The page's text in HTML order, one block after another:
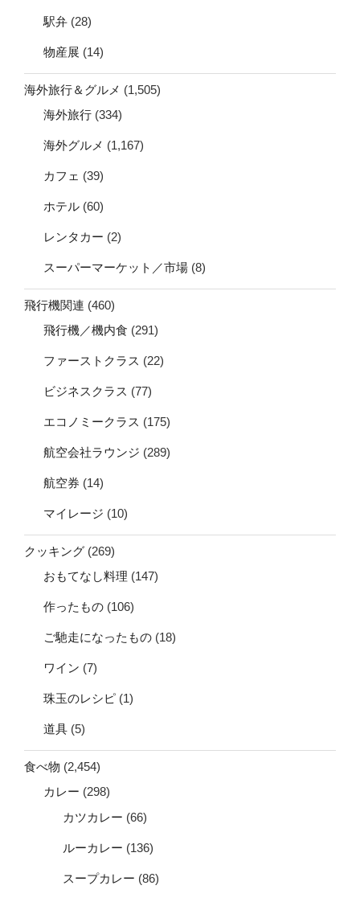
駅弁 (28)
物産展 (14)
海外旅行＆グルメ (1,505)
海外旅行 (334)
海外グルメ (1,167)
カフェ (39)
ホテル (60)
レンタカー (2)
スーパーマーケット／市場 (8)
飛行機関連 (460)
飛行機／機内食 (291)
ファーストクラス (22)
ビジネスクラス (77)
エコノミークラス (175)
航空会社ラウンジ (289)
航空券 (14)
マイレージ (10)
クッキング (269)
おもてなし料理 (147)
作ったもの (106)
ご馳走になったもの (18)
ワイン (7)
珠玉のレシピ (1)
道具 (5)
食べ物 (2,454)
カレー (298)
カツカレー (66)
ルーカレー (136)
スープカレー (86)